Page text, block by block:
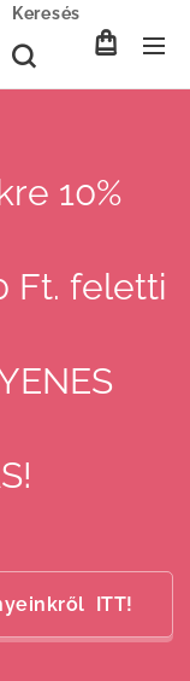
Keresés
10%
Ft. feletti
ITT!